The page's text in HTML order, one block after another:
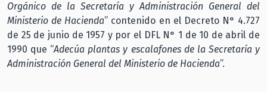
Orgánico de la Secretaría y Administración General del
Ministerio de Hacienda” contenido en el Decreto N° 4.727
de 25 de junio de 1957 y por el DFL N° 1 de 10 de abril de
1990 que “Adecúa plantas y escalafones de la Secretaría y
Administración General del Ministerio de Hacienda”.